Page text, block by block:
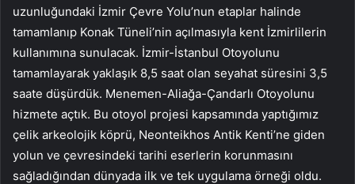
uzunluğundaki İzmir Çevre Yolu’nun etaplar halinde
tamamlanıp Konak Tüneli’nin açılmasıyla kent İzmirlilerin
kullanımına sunulacak. İzmir-İstanbul Otoyolunu
tamamlayarak yaklaşık 8,5 saat olan seyahat süresini 3,5
saate düşürdük. Menemen-Aliağa-Çandarlı Otoyolunu
hizmete açtık. Bu otoyol projesi kapsamında yaptığımız
çelik arkeolojik köprü, Neonteikhos Antik Kenti’ne giden
yolun ve çevresindeki tarihi eserlerin korunmasını
sağladığından dünyada ilk ve tek uygulama örneği oldu.